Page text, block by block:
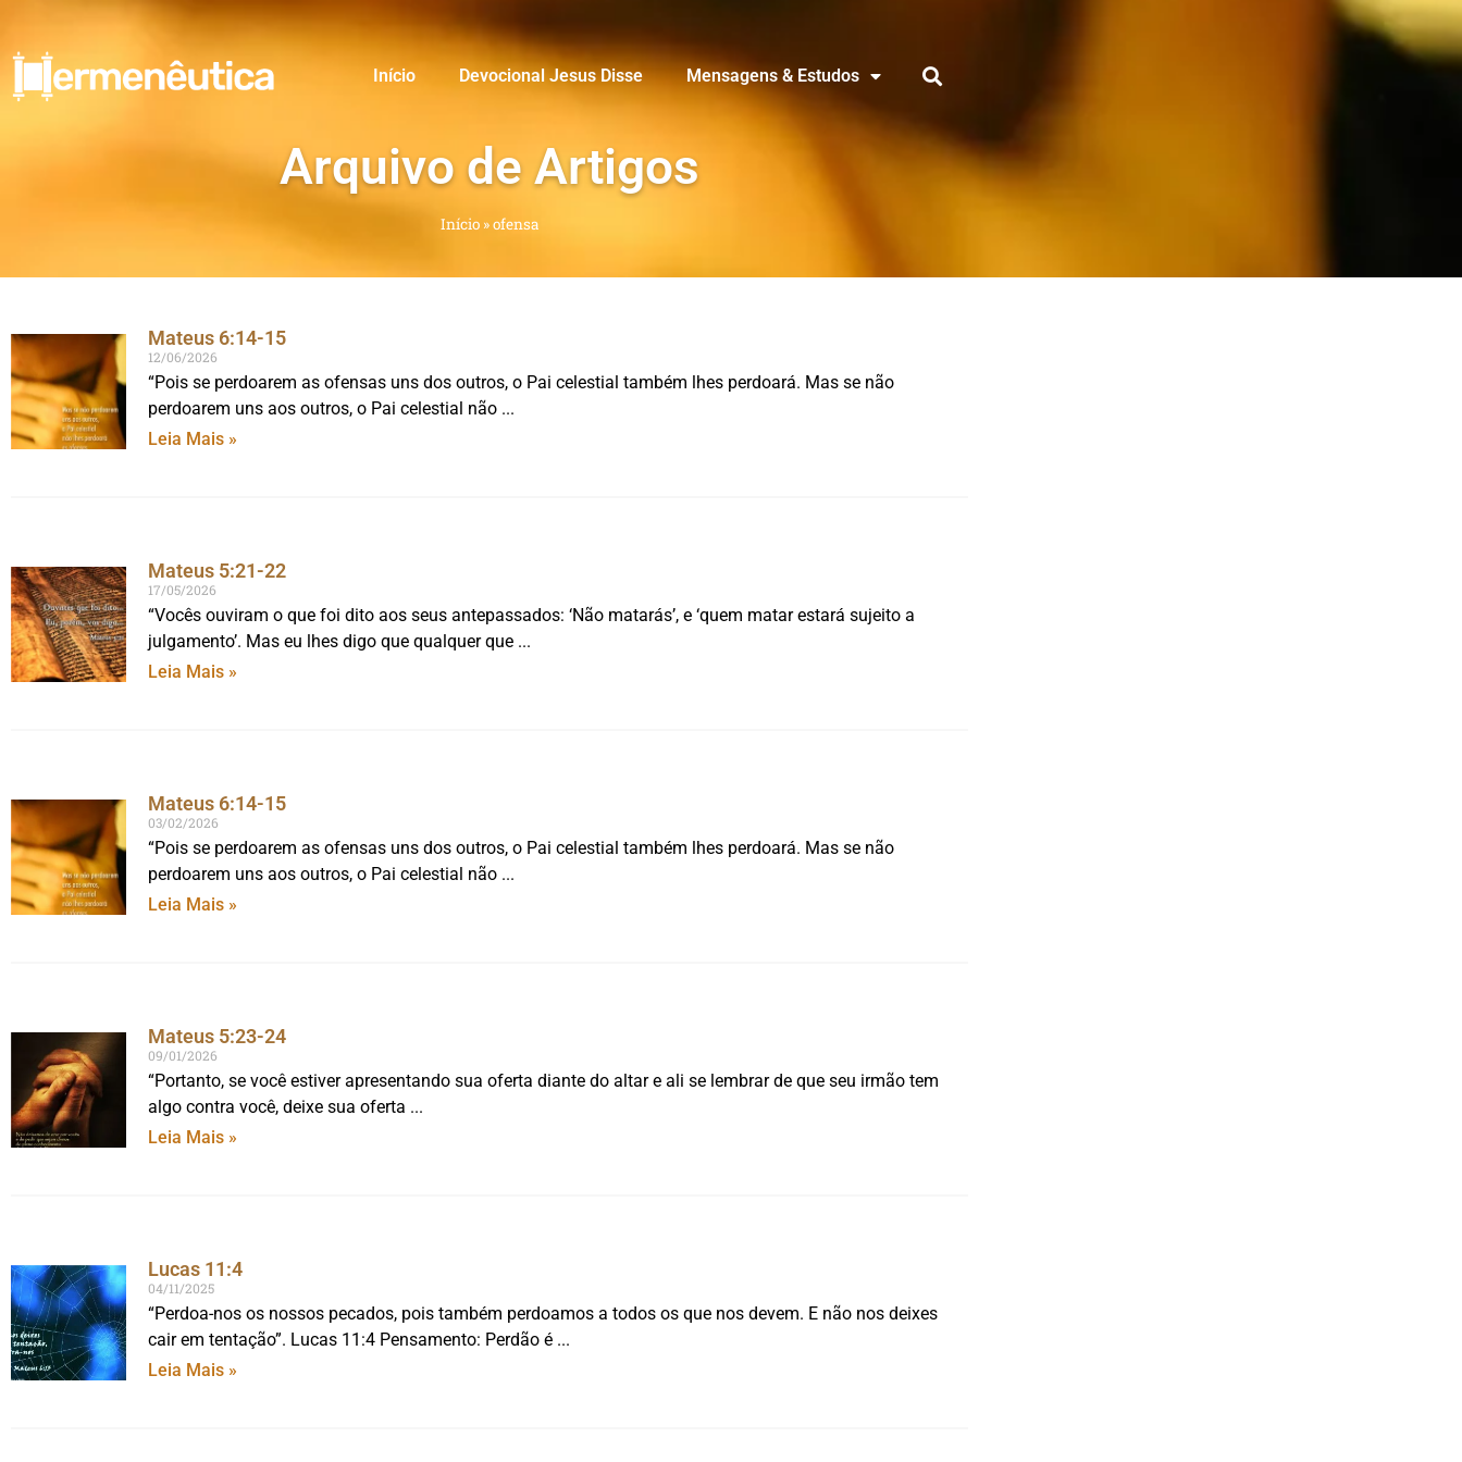
Início Devocional Jesus Disse Mensagens & Estudos
Arquivo de Artigos
Início»ofensa
Mateus 6:14-15
12/06/2026
“Pois se perdoarem as ofensas uns dos outros, o Pai celestial também lhes perdoará. Mas se não
perdoarem uns aos outros, o Pai celestial não
Leia Mais »
Mateus 5:21-22
17/05/2026
“Vocês ouviram o que foi dito aos seus antepassados: ‘Não matarás’, e ‘quem matar estará sujeito a
julgamento’. Mas eu lhes digo que qualquer que
Leia Mais »
Mateus 6:14-15
03/02/2026
“Pois se perdoarem as ofensas uns dos outros, o Pai celestial também lhes perdoará. Mas se não
perdoarem uns aos outros, o Pai celestial não
Leia Mais »
Mateus 5:23-24
09/01/2026
“Portanto, se você estiver apresentando sua oferta diante do altar e ali se lembrar de que seu irmão tem
algo contra você, deixe sua oferta
Leia Mais »
Lucas 11:4
04/11/2025
“Perdoa-nos os nossos pecados, pois também perdoamos a todos os que nos devem. E não nos deixes
cair em tentação”. Lucas 11:4 Pensamento: Perdão é
Leia Mais »